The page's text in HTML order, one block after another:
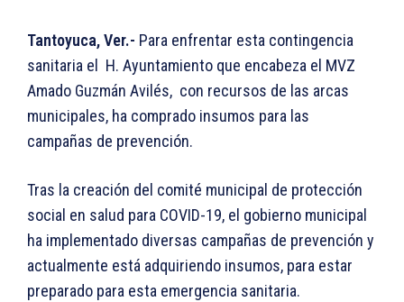
Tantoyuca, Ver.- Para enfrentar esta contingencia
sanitaria el H. Ayuntamiento que encabeza el MVZ
Amado Guzmán Avilés, con recursos de las arcas
municipales, ha comprado insumos para las
campañas de prevención.
Tras la creación del comité municipal de protección
social en salud para COVID-19, el gobierno municipal
ha implementado diversas campañas de prevención y
actualmente está adquiriendo insumos, para estar
preparado para esta emergencia sanitaria.